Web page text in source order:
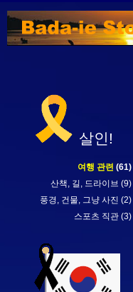
살인!
여행 관련 (61)
산책, 길, 드라이브 (9)
풍경, 건물, 그냥 사진 (2)
스포츠 직관 (3)